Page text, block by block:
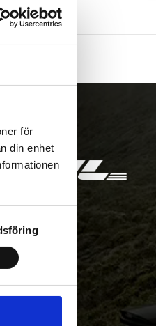
för
din enhet